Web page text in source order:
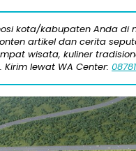
kota/kabupaten Anda di
artikel dan cerita
wisata, kuliner
lewat WA Center: